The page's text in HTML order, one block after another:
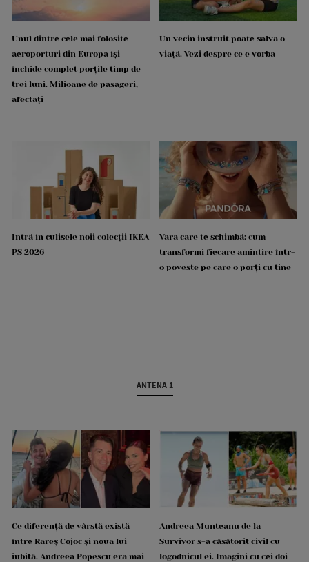
Unul dintre cele mai folosite
aeroporturi din Europa își
închide complet porțile timp de
trei luni. Milioane de pasageri,
afectați
Un vecin instruit poate salva o
viață. Vezi despre ce e vorba
Intră în culisele noii colecții IKEA
PS 2026
Vara care te schimbă: cum
transformi fiecare amintire într-
o poveste pe care o porți cu tine
ANTENA 1
Ce diferență de vârstă există
între Rareș Cojoc și noua lui
iubită. Andreea Popescu era mai
Andreea Munteanu de la
Survivor s-a căsătorit civil cu
logodnicul ei. Imagini cu cei doi